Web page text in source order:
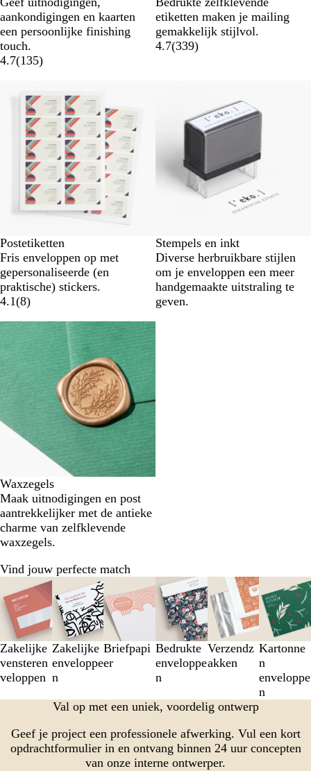
aankondigingen en kaarten
een persoonlijke finishing
touch.
4.7(135)
etiketten maken je mailing
gemakkelijk stijlvol.
4.7(339)
Postetiketten
Fris enveloppen op met
gepersonaliseerde (en
praktische) stickers.
4.1(8)
Stempels en inkt
Diverse herbruikbare stijlen
om je enveloppen een meer
handgemaakte uitstraling te
geven.
Waxzegels
Maak uitnodigingen en post
aantrekkelijker met de antieke
charme van zelfklevende
waxzegels.
Vind jouw perfecte match
Zakelijke
vensteren
veloppen
Zakelijke
enveloppe
n
Briefpapi
er
Bedrukte
enveloppe
n
Verzendz
akken
Kartonne
n
enveloppe
n
1
t/m
van
6
Val op met een uniek, voordelig ontwerp
Geef je project een professionele afwerking. Vul een kort
opdrachtformulier in en ontvang binnen 24 uur concepten
van onze interne ontwerper.